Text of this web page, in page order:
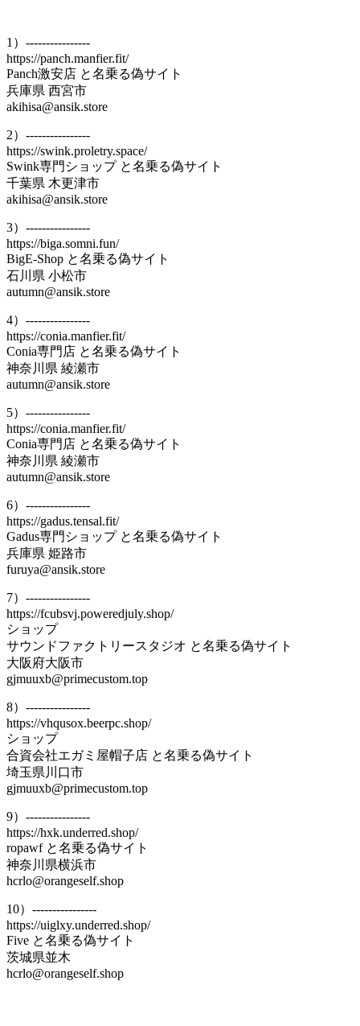
1）----------------
https://panch.manfier.fit/
Panch激安店 と名乗る偽サイト
兵庫県 西宮市
akihisa@ansik.store
2）----------------
https://swink.proletry.space/
Swink専門ショップ と名乗る偽サイト
千葉県 木更津市
akihisa@ansik.store
3）----------------
https://biga.somni.fun/
BigE-Shop と名乗る偽サイト
石川県 小松市
autumn@ansik.store
4）----------------
https://conia.manfier.fit/
Conia専門店 と名乗る偽サイト
神奈川県 綾瀬市
autumn@ansik.store
5）----------------
https://conia.manfier.fit/
Conia専門店 と名乗る偽サイト
神奈川県 綾瀬市
autumn@ansik.store
6）----------------
https://gadus.tensal.fit/
Gadus専門ショップ と名乗る偽サイト
兵庫県 姫路市
furuya@ansik.store
7）----------------
https://fcubsvj.poweredjuly.shop/
ショップ
サウンドファクトリースタジオ と名乗る偽サイト
大阪府大阪市
gjmuuxb@primecustom.top
8）----------------
https://vhqusox.beerpc.shop/
ショップ
合資会社エガミ屋帽子店 と名乗る偽サイト
埼玉県川口市
gjmuuxb@primecustom.top
9）----------------
https://hxk.underred.shop/
ropawf と名乗る偽サイト
神奈川県横浜市
hcrlo@orangeself.shop
10）----------------
https://uiglxy.underred.shop/
Five と名乗る偽サイト
茨城県並木
hcrlo@orangeself.shop